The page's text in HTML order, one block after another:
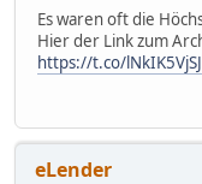
Es waren oft die
Hier der Link zum
https://t.co/lNkIK5VjSJ
eLender